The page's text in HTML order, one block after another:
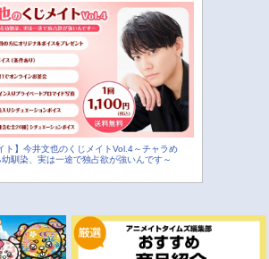
ト】今井文也のくじメイトVol.4～チャラめ
幼馴染、実は一途で独占欲が強いんです～